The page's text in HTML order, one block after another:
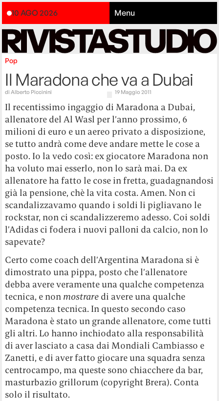
10 AGO 2026 Menu
Pop
Il Maradona che va a Dubai
diAlberto Piccinini 19 Maggio 2011
Il recentissimo ingaggio di Maradona a Dubai,
allenatore del Al Wasl per l’anno prossimo, 6
milioni di euro e un aereo privato a disposizione,
se tutto andrà come deve andare mette le cose a
posto. Io la vedo così: ex giocatore Maradona non
ha voluto mai esserlo, non lo sarà mai. Da ex
allenatore ha fatto le cose in fretta, guadagnandosi
già la pensione, chè la vita costa. Amen. Non ci
scandalizzavamo quando i soldi li pigliavano le
rockstar, non ci scandalizzeremo adesso. Coi soldi
l’Adidas ci fodera i nuovi palloni da calcio, non lo
sapevate?
Certo come coach dell’Argentina Maradona si è
dimostrato una pippa, posto che l’allenatore
debba avere veramente una qualche competenza
tecnica, e non mostrare di avere una qualche
competenza tecnica. In questo secondo caso
Maradona è stato un grande allenatore, come tutti
gli altri. Lo hanno inchiodato alla responsabilità
di aver lasciato a casa dai Mondiali Cambiasso e
Zanetti, e di aver fatto giocare una squadra senza
centrocampo, ma queste sono chiacchere da bar,
masturbazio grillorum (copyright Brera). Conta
solo il risultato.